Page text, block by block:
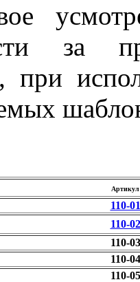
при
Артикул
110-01
110-02
110-03
110-04
110-05